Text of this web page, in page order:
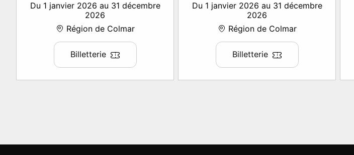
Du 1 janvier 2026 au 31 décembre
2026
Région de Colmar
Billetterie
Du 1 janvier 2026 au 31 décembre
2026
Région de Colmar
Billetterie